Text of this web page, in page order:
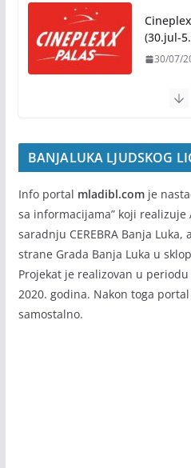
07/08/
15.jul)
09/07/
BANJALUKA LJUDSKOG
Info portal mladibl.comje
sa informacijama” koji realizuje
saradnju CEREBRA Banja
strane Grada Banja Luka u
Projekat je realizovan u
2020. godina. Nakon toga
samostalno.